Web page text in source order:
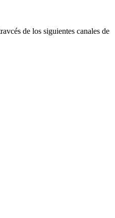
de los siguientes canales de